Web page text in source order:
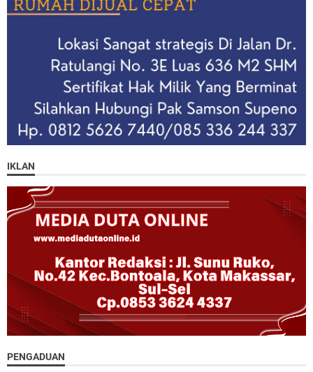
IKLAN
PENGADUAN